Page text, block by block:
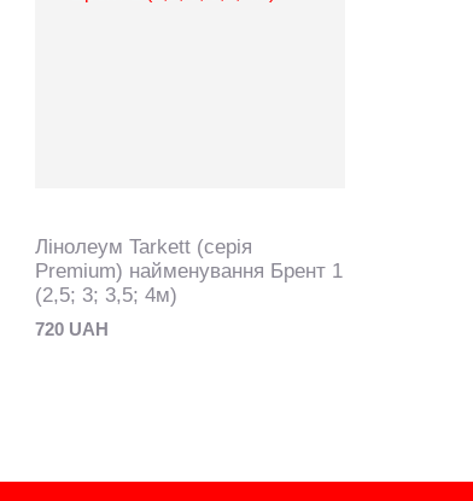
Лінолеум Tarkett (серія
Premium) найменування Брент 1
(2,5; 3; 3,5; 4м)
720 UAH